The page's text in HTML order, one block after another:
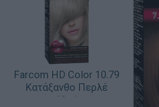
Farcom HD Color 10.79
Κατάξανθο Περλέ
60ml